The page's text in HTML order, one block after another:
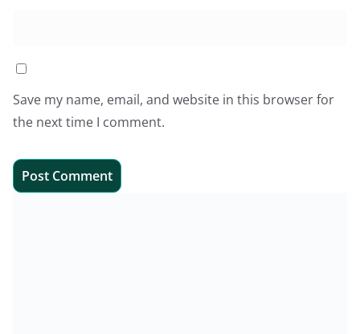
Save my name, email, and website in this browser for
the next time I comment.